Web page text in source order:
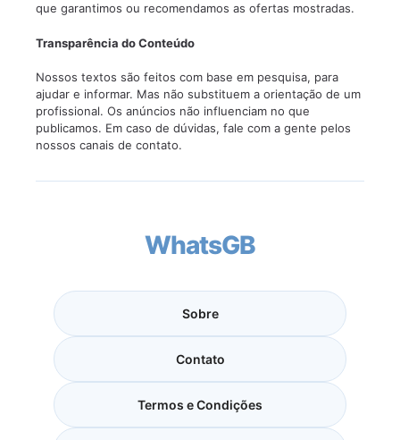
que garantimos ou recomendamos as ofertas mostradas.
Transparência do Conteúdo
Nossos textos são feitos com base em pesquisa, para
ajudar e informar. Mas não substituem a orientação de um
profissional. Os anúncios não influenciam no que
publicamos. Em caso de dúvidas, fale com a gente pelos
nossos canais de contato.
WhatsGB
Sobre
Contato
Termos e Condições